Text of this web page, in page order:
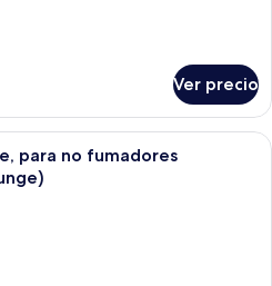
Ver precio
Un bufé con diversos pasteles y
para no fumadores